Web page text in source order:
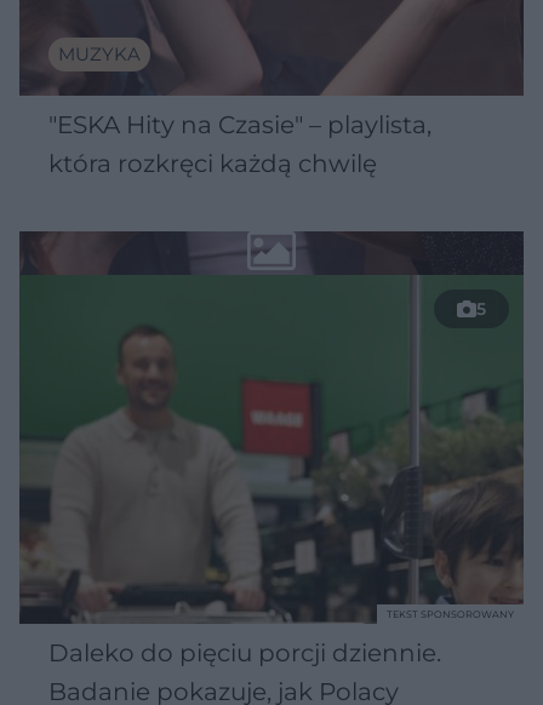
MUZYKA
"ESKA Hity na Czasie" – playlista,
która rozkręci każdą chwilę
5
Daleko do pięciu porcji dziennie.
Badanie pokazuje, jak Polacy
TEKST SPONSOROWANY